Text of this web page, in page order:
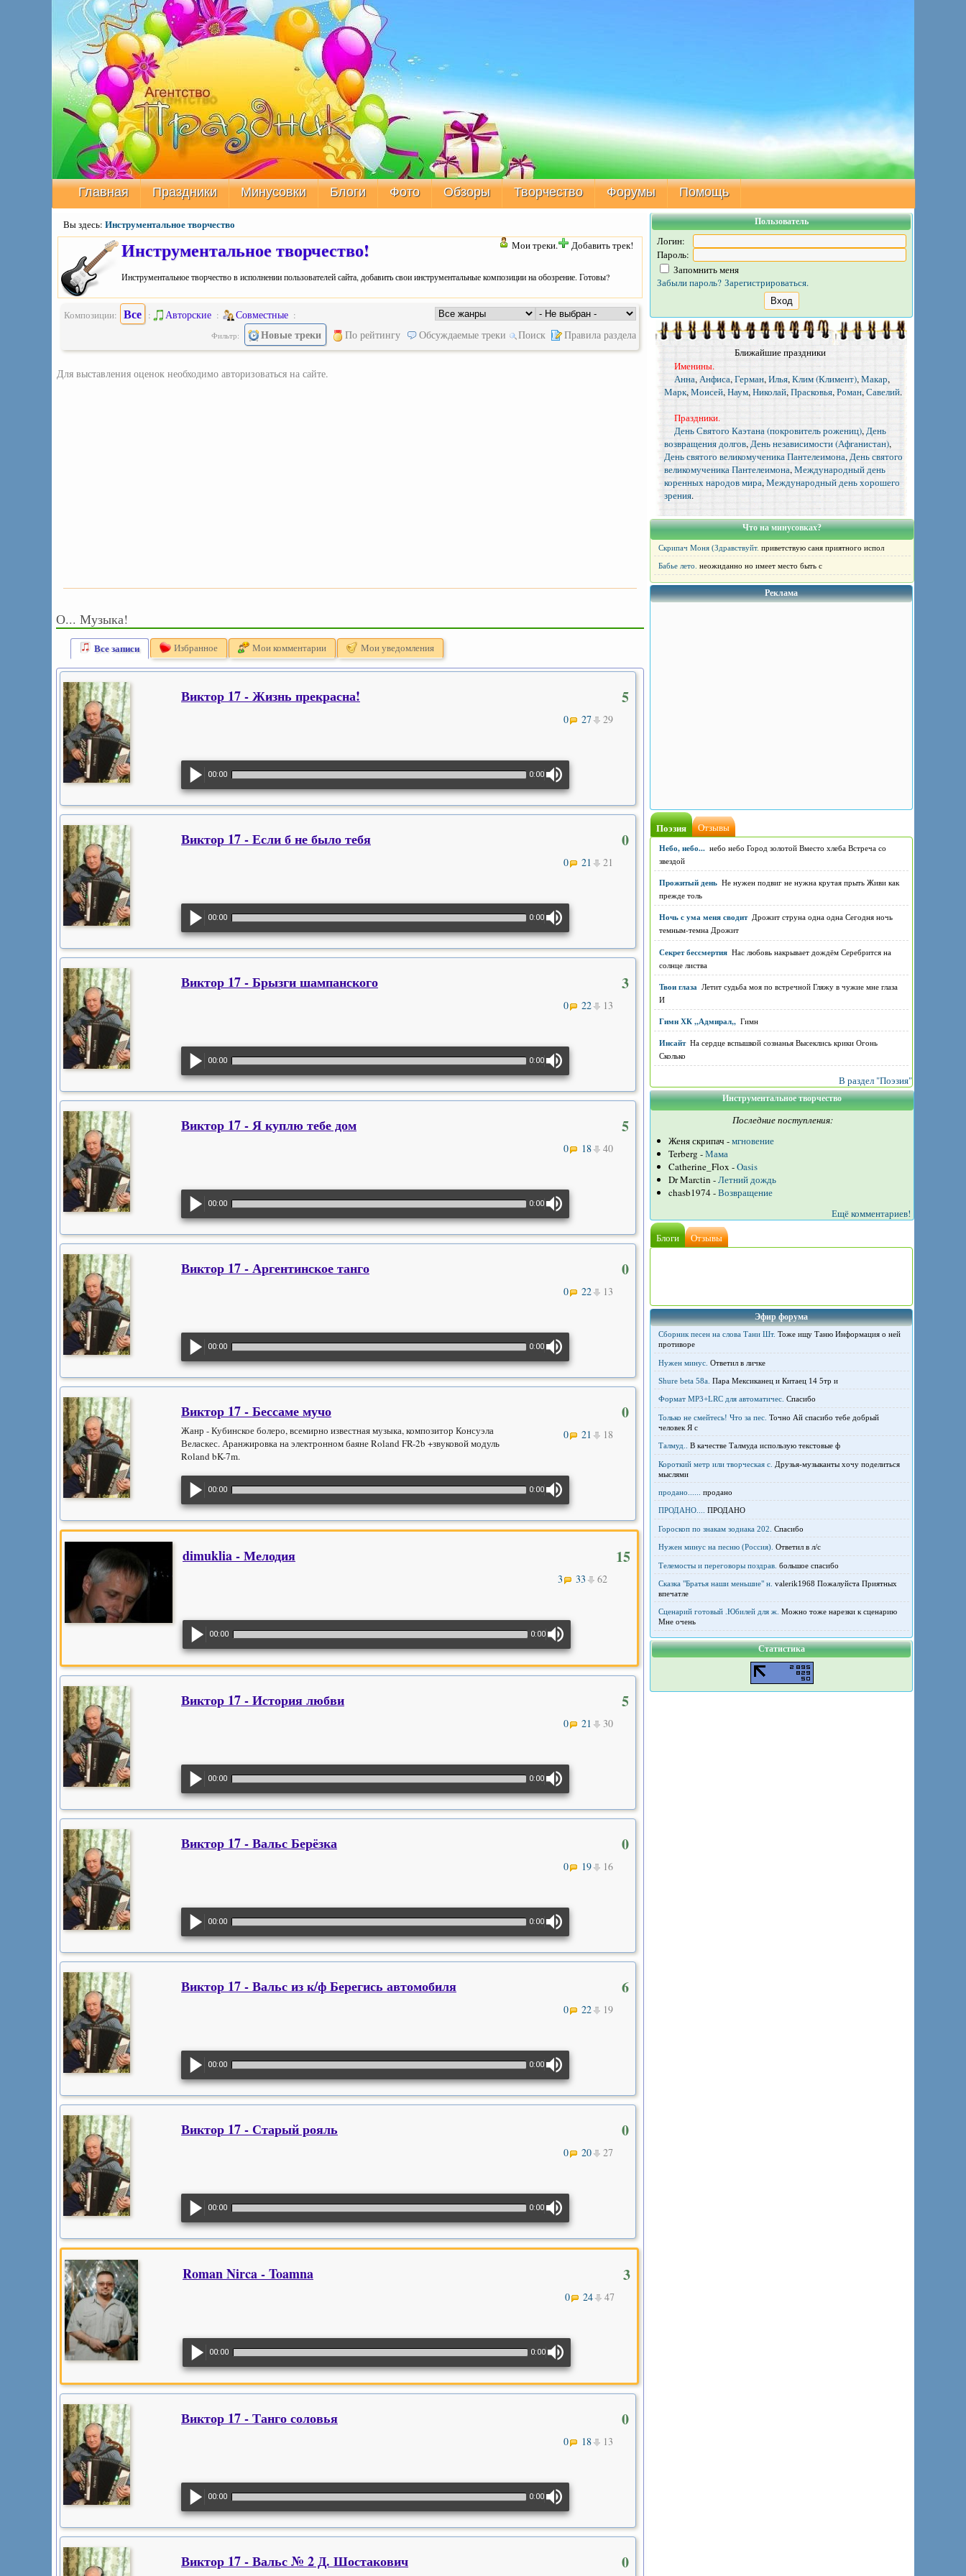
Главная Праздники Минусовки Блоги Фото Обзоры Творчество Форумы Помощь
Вы здесь: Инструментальное творчество
Инструментальное творчество! Мои треки. Добавить трек!
Инструментальное творчество в исполнении пользователей сайта, добавить свои инструментальные композиции на обозрение. Готовы?
Композиции: Все : Авторские : Совместные :
Фильтр: Новые треки По рейтингу Обсуждаемые треки Поиск Правила раздела
Для выставления оценок необходимо авторизоваться на сайте.
О... Музыка!
Все записи Избранное Мои комментарии Мои уведомления
Виктор 17 - Жизнь прекрасна! 5
0 27 29
00:00 0:00
Виктор 17 - Если б не было тебя 0
0 21 21
00:00 0:00
Виктор 17 - Брызги шампанского 3
0 22 13
00:00 0:00
Виктор 17 - Я куплю тебе дом 5
0 18 40
00:00 0:00
Виктор 17 - Аргентинское танго 0
0 22 13
00:00 0:00
Виктор 17 - Бессаме мучо 0
0 21 18
Жанр - Кубинское болеро, всемирно известная музыка, композитор Консуэла
Веласкес. Аранжировка на электронном баяне Roland FR-2b +звуковой модуль
Roland bK-7m.
00:00 0:00
dimuklia - Мелодия 15
3 33 62
00:00 0:00
Виктор 17 - История любви 5
0 21 30
00:00 0:00
Виктор 17 - Вальс Берёзка 0
0 19 16
00:00 0:00
Виктор 17 - Вальс из к/ф Берегись автомобиля 6
0 22 19
00:00 0:00
Виктор 17 - Старый рояль 0
0 20 27
00:00 0:00
Roman Nirca - Toamna 3
0 24 47
00:00 0:00
Виктор 17 - Танго соловья 0
0 18 13
00:00 0:00
Виктор 17 - Вальс № 2 Д. Шостакович 0
Пользователь
Логин:
Пароль:
Запомнить меня
Забыли пароль? Зарегистрироваться.
Ближайшие праздники
Именины.
Анна,Анфиса,Герман,Илья,Клим (Климент),Макар,
Марк,Моисей,Наум,Николай,Прасковья,Роман,Савелий.
Праздники.
День Святого Каэтана (покровитель рожениц),День
возвращения долгов,День независимости (Афганистан),
День святого великомученика Пантелеимона,День святого
великомученика Пантелеимона,Международный день
коренных народов мира,Международный день хорошего
зрения.
Что на минусовках?
Скрипач Моня (Здравствуйт. приветствую саня приятного испол
Бабье лето. неожиданно но имеет место быть с
Реклама
Поэзия Отзывы
Небо, небо... небо небо Город золотой Вместо хлеба Встреча со
звездой
Прожитый день Не нужен подвиг не нужна крутая прыть Живи как
прежде толь
Ночь с ума меня сводит Дрожит струна одна одна Сегодня ночь
темным-темна Дрожит
Секрет бессмертия Нас любовь накрывает дождём Серебрится на
солнце листва
Твои глаза Летит судьба моя по встречной Гляжу в чужие мне глаза
И
Гимн ХК ,,Адмирал,, Гимн
Инсайт На сердце вспышкой сознанья Высеклись крики Огонь
Сколько
В раздел "Поэзия"
Инструментальное творчество
Последние поступления:
Женя скрипач -мгновение
Terberg -Мама
Catherine_Flox -Oasis
Dr Marctin -Летний дождь
chasb1974 -Возвращение
Ещё комментариев!
Блоги
Отзывы
Эфир форума
Сборник песен на слова Тани Шт. Тоже ищу Таню Информация о ней
противоре
Нужен минус. Ответил в личке
Shure beta 58а. Пара Мексиканец и Китаец 14 5тр и
Формат MP3+LRC для автоматичес. Спасибо
Только не смейтесь! Что за пес. Точно Ай спасибо тебе добрый
человек Я с
Талмуд.. В качестве Талмуда использую текстовые ф
Короткий метр или творческая с. Друзья-музыканты хочу поделиться
мыслями
продано...... продано
ПРОДАНО.... ПРОДАНО
Гороскоп по знакам зодиака 202. Спасибо
Нужен минус на песню (Россия). Ответил в л/с
Телемосты и переговоры поздрав. большое спасибо
Сказка "Братья наши меньшие" н. valerik1968 Пожалуйста Приятных
впечатле
Сценарий готовый .Юбилей для ж. Можно тоже нарезки к сценарию
Мне очень
Статистика